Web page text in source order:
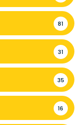
81
31
35
16